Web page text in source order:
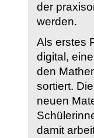
der
werden.
Als erstes
digital,
den
sortiert.
neuen
damit